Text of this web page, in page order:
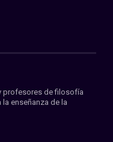
profesores de filosofía
enseñanza de la